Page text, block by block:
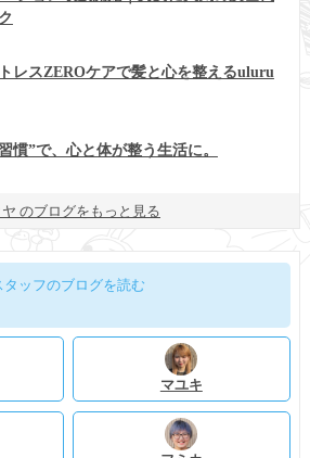
レスZEROケアで髪と心を整えるuluru
慣”で、心と体が整う生活に。
ヤ のブログをもっと見る
タッフのブログを読む
マユキ